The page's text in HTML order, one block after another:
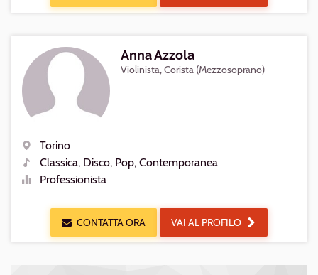
Anna Azzola
Violinista, Corista (Mezzosoprano)
Luogo
Torino
Generi
Classica, Disco, Pop, Contemporanea
Professionista
CONTATTA ORA VAI AL PROFILO